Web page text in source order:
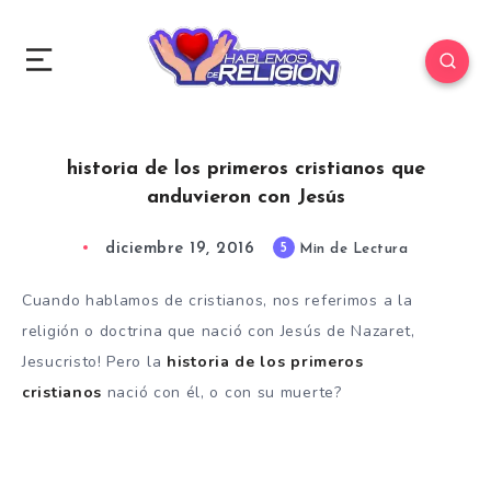
historia de los primeros cristianos que
anduvieron con Jesús
diciembre 19, 2016 5 Min de Lectura
Cuando hablamos de cristianos, nos referimos a la
religión o doctrina que nació con Jesús de Nazaret,
Jesucristo! Pero la historia de los primeros
cristianos nació con él, o con su muerte?